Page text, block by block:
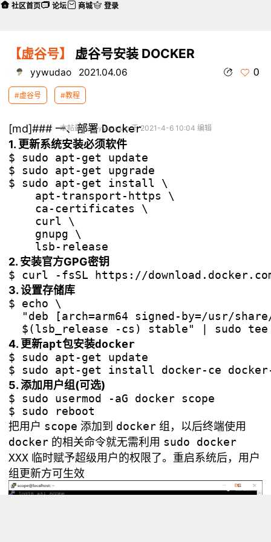
【虚谷号】 虚谷号安装 DOCKER
yywudao 2021.04.06 0
#虚谷号 #教程
本帖最后由 yywudao 于 2021-4-6 10:04 编辑
[md]### 一、部署Docker
1. 更新系统安装必须软件
$ sudo apt-get update
$ sudo apt-get upgrade
$ sudo apt-get install \
    apt-transport-https \
    ca-certificates \
    curl \
    gnupg \
2. 安装官方GPG密钥
3. 设置存储库
$ echo \
"deb [arch=arm64 signed-by=/usr/
4. 更新apt包安装docker
$ sudo apt-get update
5. 添加用户组(可选)
$ sudo usermod -aG docker scope
把用户 scope 添加到 docker 组，以后终端使用
docker 的相关命令就无需利用 sudo docker
XXX 临时赋予超级用户的权限了。重启系统后，用户
组更新方可生效
社区首页 论坛 商城 登录